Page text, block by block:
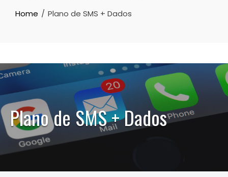
Home Plano de SMS + Dados
Plano de SMS + Dados